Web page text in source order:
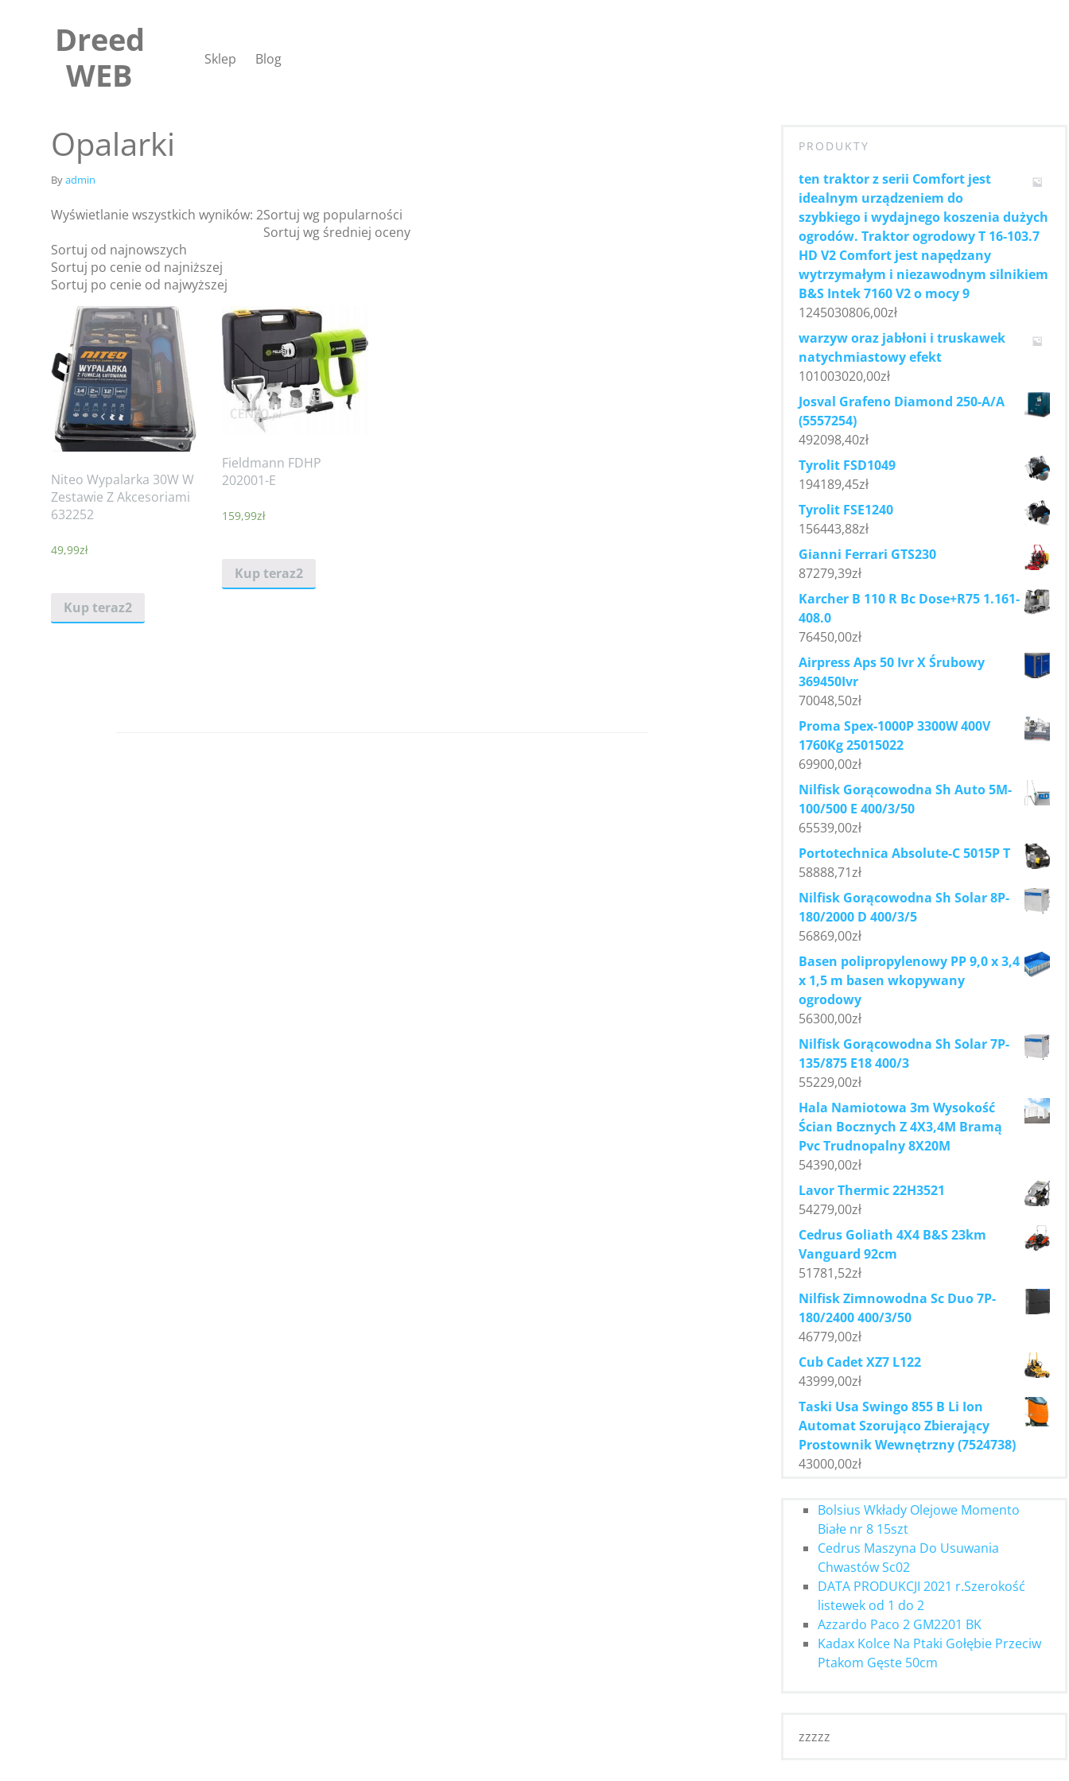
Dreed
WEB
Sklep Blog
Opalarki
Byadmin
Wyświetlanie wszystkich wyników: 2Sortuj wg popularności
Sortuj wg średniej oceny
Sortuj od najnowszych
Sortuj po cenie od najniższej
Sortuj po cenie od najwyższej
Niteo Wypalarka 30W W
Zestawie Z Akcesoriami
632252
49,99zł
Kup teraz2
Fieldmann FDHP
202001-E
159,99zł
Kup teraz2
PRODUKTY
ten traktor z serii Comfort jest
idealnym urządzeniem do
szybkiego i wydajnego koszenia dużych
ogrodów. Traktor ogrodowy T 16-103.7
HD V2 Comfort jest napędzany
wytrzymałym i niezawodnym silnikiem
B&S Intek 7160 V2 o mocy 9
1245030806,00zł
warzyw oraz jabłoni i truskawek
natychmiastowy efekt
101003020,00zł
Josval Grafeno Diamond 250-A/A
(5557254)
492098,40zł
Tyrolit FSD1049
194189,45zł
Tyrolit FSE1240
156443,88zł
Gianni Ferrari GTS230
87279,39zł
Karcher B 110 R Bc Dose+R75 1.161-
408.0
76450,00zł
Airpress Aps 50 Ivr X Śrubowy
369450Ivr
70048,50zł
Proma Spex-1000P 3300W 400V
1760Kg 25015022
69900,00zł
Nilfisk Gorącowodna Sh Auto 5M-
100/500 E 400/3/50
65539,00zł
Portotechnica Absolute-C 5015P T
58888,71zł
Nilfisk Gorącowodna Sh Solar 8P-
180/2000 D 400/3/5
56869,00zł
Basen polipropylenowy PP 9,0 x 3,4
x 1,5 m basen wkopywany
ogrodowy
56300,00zł
Nilfisk Gorącowodna Sh Solar 7P-
135/875 E18 400/3
55229,00zł
Hala Namiotowa 3m Wysokość
Ścian Bocznych Z 4X3,4M Bramą
Pvc Trudnopalny 8X20M
54390,00zł
Lavor Thermic 22H3521
54279,00zł
Cedrus Goliath 4X4 B&S 23km
Vanguard 92cm
51781,52zł
Nilfisk Zimnowodna Sc Duo 7P-
180/2400 400/3/50
46779,00zł
Cub Cadet XZ7 L122
43999,00zł
Taski Usa Swingo 855 B Li Ion
Automat Szorująco Zbierający
Prostownik Wewnętrzny (7524738)
43000,00zł
Bolsius Wkłady Olejowe Momento
Białe nr 8 15szt
Cedrus Maszyna Do Usuwania
Chwastów Sc02
DATA PRODUKCJI 2021 r.Szerokość
listewek od 1 do 2
Azzardo Paco 2 GM2201 BK
Kadax Kolce Na Ptaki Gołębie Przeciw
Ptakom Gęste 50cm
zzzzz